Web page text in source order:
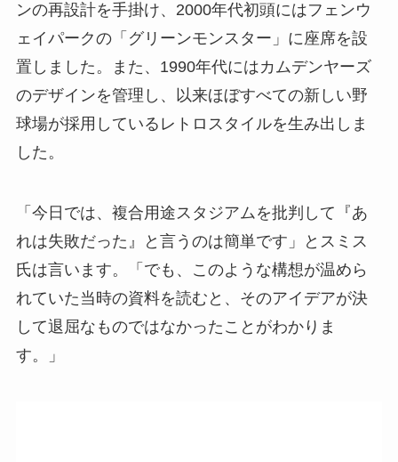
ンの再設計を手掛け、2000年代初頭にはフェンウ
ェイパークの「グリーンモンスター」に座席を設
置しました。また、1990年代にはカムデンヤーズ
のデザインを管理し、以来ほぼすべての新しい野
球場が採用しているレトロスタイルを生み出しま
した。
「今日では、複合用途スタジアムを批判して『あ
れは失敗だった』と言うのは簡単です」とスミス
氏は言います。「でも、このような構想が温めら
れていた当時の資料を読むと、そのアイデアが決
して退屈なものではなかったことがわかりま
す。」